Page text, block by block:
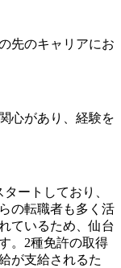
先のキャリアにお
心があり、経験を
ートしており、
の転職者も多く活
ているため、仙台
。2種免許の取得
が支給されるた